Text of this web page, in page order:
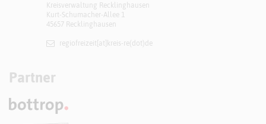
Kreisverwaltung Recklinghausen
Kurt-Schumacher-Allee 1
45657 Recklinghausen
regiofreizeit[at]​kreis-re(dot)de
Partner